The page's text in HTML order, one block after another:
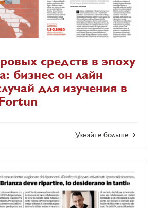
средств в эпоху
бизнес он лайн
для изучения в
Узнайте больше